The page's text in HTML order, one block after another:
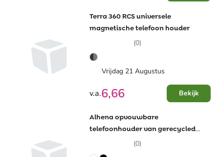
Terra 360 RCS universele
magnetische telefoon houder
(0)
Vrijdag 21 Augustus
v.a.6,66 Bekijk
Alhena opvouwbare
telefoonhouder van gerecycled
plastic met metalen
bureaustandaard
(0)